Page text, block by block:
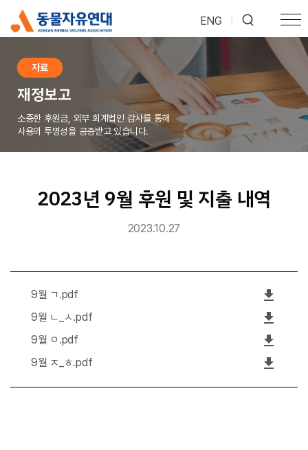
ENG
자료
재정보고
소중한 후원금, 외부 회계법인 감사를 통해
사용의 투명성을 공증받고 있습니다.
2023년 9월 후원 및 지출 내역
2023.10.27
9월 ㄱ.pdf file_download
9월 ㄴ_ㅅ.pdf file_download
9월 ㅇ.pdf file_download
9월 ㅈ_ㅎ.pdf file_download